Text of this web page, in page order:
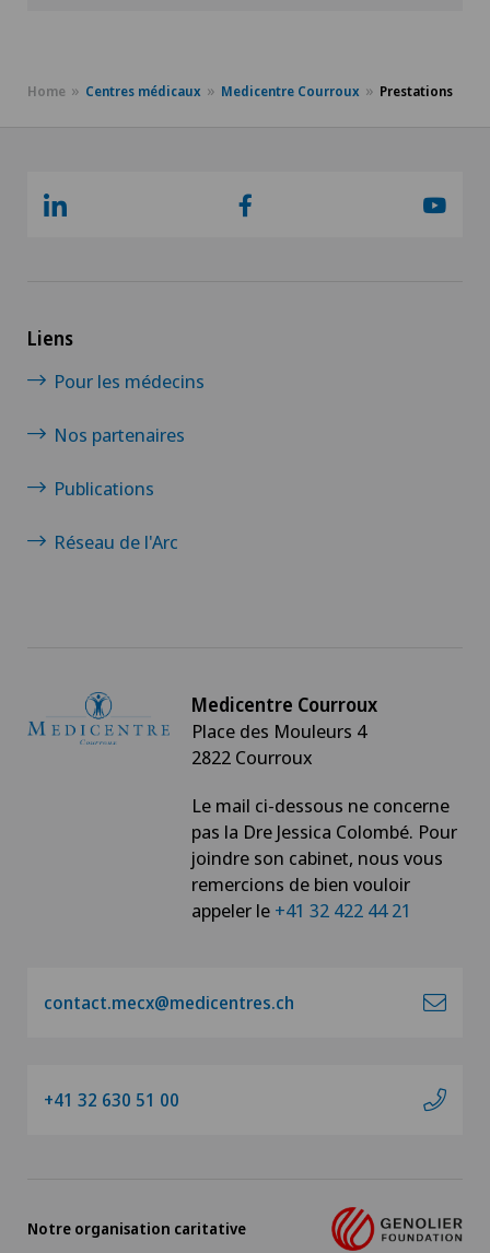
Home Centres médicaux Medicentre Courroux Prestations
Liens
Pour les médecins
Nos partenaires
Publications
Réseau de l'Arc
Medicentre Courroux
Place des Mouleurs 4
2822 Courroux
Le mail ci-dessous ne concerne
pas la Dre Jessica Colombé. Pour
joindre son cabinet, nous vous
remercions de bien vouloir
appeler le +41 32 422 44 21
contact.mecx@medicentres.ch
+41 32 630 51 00
Notre organisation caritative